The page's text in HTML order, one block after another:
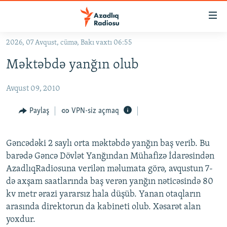
Əsas
qayıt
naviqasiyaya
Axtarışa
KORRUPSIOMETR
#ƏSLINDƏ
QANUNI DOĞRU
ARAŞDIRMA
MULTIMEDIA
FOTOQALEREYA
RADIO ARXIV
OXU ZALI
HAQQIMIZDA
2026, 07 Avqust, cümə, Bakı vaxtı 06:55
Məktəbdə yanğın olub
Avqust 09, 2010
Paylaş VPN-siz açmaq
Gəncədəki 2 saylı orta məktəbdə yanğın baş verib. Bu
barədə Gəncə Dövlət Yanğından Mühafizə İdarəsindən
AzadlıqRadiosuna verilən məlumata görə, avqustun 7-
də axşam saatlarında baş verən yanğın nəticəsində 80
kv metr ərazi yararsız hala düşüb. Yanan otaqların
arasında direktorun da kabineti olub. Xəsarət alan
yoxdur.